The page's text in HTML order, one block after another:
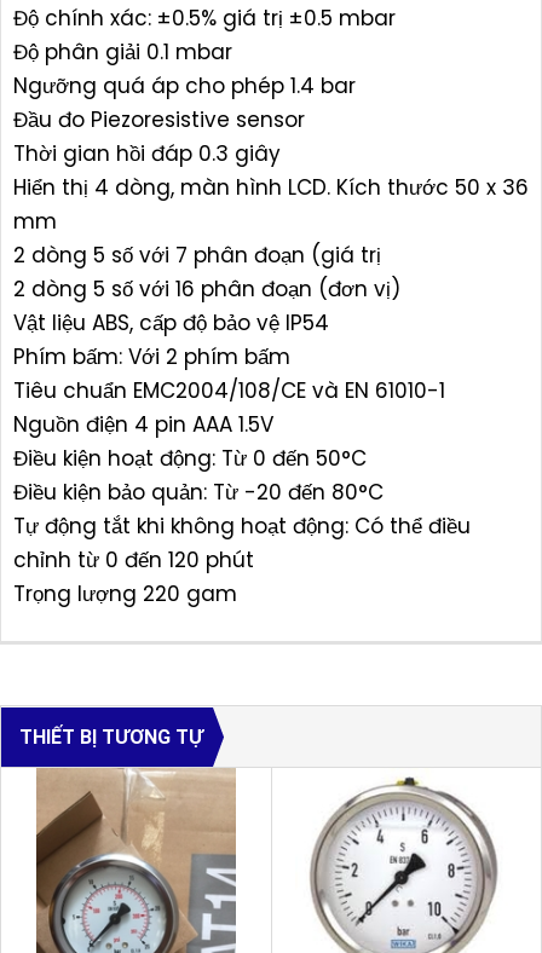
Độ chính xác: ±0.5% giá trị ±0.5 mbar
Độ phân giải 0.1 mbar
Ngưỡng quá áp cho phép 1.4 bar
Đầu đo Piezoresistive sensor
Thời gian hồi đáp 0.3 giây
Hiển thị 4 dòng, màn hình LCD. Kích thước 50 x 36
mm
2 dòng 5 số với 7 phân đoạn (giá trị
2 dòng 5 số với 16 phân đoạn (đơn vị)
Vật liệu ABS, cấp độ bảo vệ IP54
Phím bấm: Với 2 phím bấm
Tiêu chuẩn EMC2004/108/CE và EN 61010-1
Nguồn điện 4 pin AAA 1.5V
Điều kiện hoạt động: Từ 0 đến 50°C
Điều kiện bảo quản: Từ -20 đến 80°C
Tự động tắt khi không hoạt động: Có thể điều
chỉnh từ 0 đến 120 phút
Trọng lượng 220 gam
THIẾT BỊ TƯƠNG TỰ